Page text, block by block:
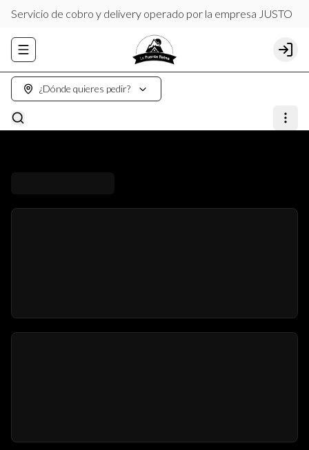
Servicio de cobro y delivery operado por la empresa JUSTO
Abrir menu de navegación Login
¿Dónde quieres pedir?